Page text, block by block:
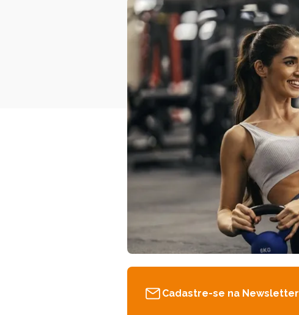
Cadastre-se na Newsletter